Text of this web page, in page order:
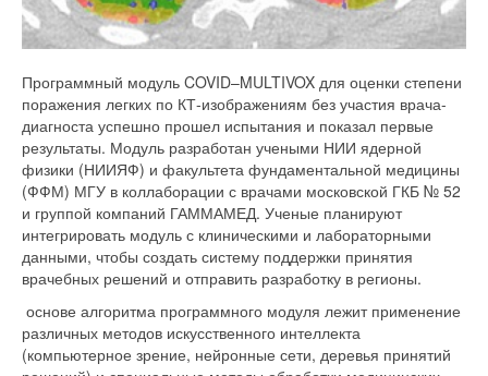
Программный модуль COVID–MULTIVOX для оценки степени
поражения легких по КТ-изображениям без участия врача-
диагноста успешно прошел испытания и показал первые
результаты. Модуль разработан учеными НИИ ядерной
физики (НИИЯФ) и факультета фундаментальной медицины
(ФФМ) МГУ в коллаборации с врачами московской ГКБ № 52
и группой компаний ГАММАМЕД. Ученые планируют
интегрировать модуль с клиническими и лабораторными
данными, чтобы создать систему поддержки принятия
врачебных решений и отправить разработку в регионы.
основе алгоритма программного модуля лежит применение
различных методов искусственного интеллекта
(компьютерное зрение, нейронные сети, деревья принятий